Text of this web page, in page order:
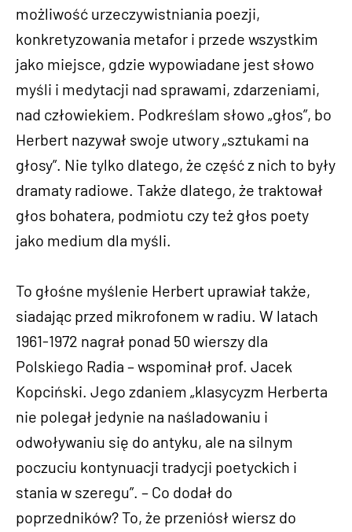
możliwość urzeczywistniania poezji,
konkretyzowania metafor i przede wszystkim
jako miejsce, gdzie wypowiadane jest słowo
myśli i medytacji nad sprawami, zdarzeniami,
nad człowiekiem. Podkreślam słowo „głos”, bo
Herbert nazywał swoje utwory „sztukami na
głosy”. Nie tylko dlatego, że część z nich to były
dramaty radiowe. Także dlatego, że traktował
głos bohatera, podmiotu czy też głos poety
jako medium dla myśli.
To głośne myślenie Herbert uprawiał także,
siadając przed mikrofonem w radiu. W latach
1961-1972 nagrał ponad 50 wierszy dla
Polskiego Radia – wspominał prof. Jacek
Kopciński. Jego zdaniem „klasycyzm Herberta
nie polegał jedynie na naśladowaniu i
odwoływaniu się do antyku, ale na silnym
poczuciu kontynuacji tradycji poetyckich i
stania w szeregu”. – Co dodał do
poprzedników? To, że przeniósł wiersz do